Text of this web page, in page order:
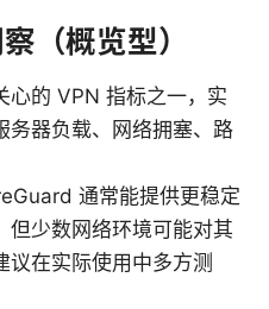
（概览型）
心的 VPN 指标之一，实
务器负载、网络拥塞、路
通常能提供更稳定
但少数网络环境可能对其
议在实际使用中多方测